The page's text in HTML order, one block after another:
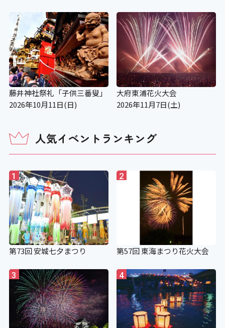
藤井神社祭礼「子供三番叟」
2026年10月11日(日)
大府東浦花火大会
2026年11月7日(土)
人気イベントランキング
1
第73回 安城七夕まつり
2
第57回 東海まつり花火大会
3 4